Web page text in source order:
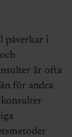
påverkar i
är ofta
för andra